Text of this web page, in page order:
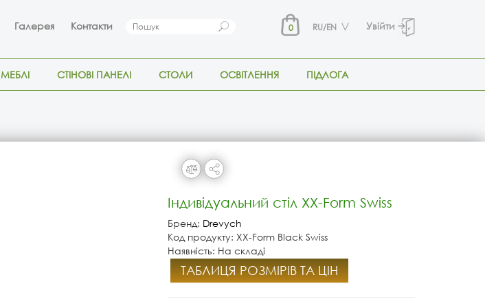
Галерея Контакти 0 RU/EN Увійти
МЕБЛІ СТІНОВІ ПАНЕЛІ СТОЛИ ОСВІТЛЕННЯ ПІДЛОГА
Індивідуальний стіл XX-Form Swiss
Бренд: Drevych
Код продукту: XX-Form Black Swiss
Наявність: На складі
ТАБЛИЦЯ РОЗМІРІВ ТА ЦІН